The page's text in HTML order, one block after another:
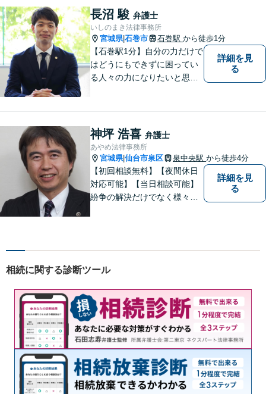
長沼 駿 弁護士
いしのまき法律事務所
宮城県|石巻市 石巻駅 から徒歩1分
【石巻駅1分】自分の力だけで
はどうにもできずに困ってい
る人々の力になりたいと思い
決ができるよう、サポートい
たします。ぜひ一度ご相談く
ださい。
詳細を見
る
神坪 浩喜 弁護士
あやめ法律事務所
宮城県|仙台市泉区 泉中央駅 から徒歩4分
【初回相談無料】【夜間休日
対応可能】【当日相談可能】
紛争の解決だけでなく様々な
是非一度ご相談ください。
詳細を見
る
相続に関する診断ツール